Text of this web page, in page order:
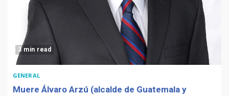
3 min read
GENERAL
Muere Álvaro Arzú (alcalde de Guatemala y